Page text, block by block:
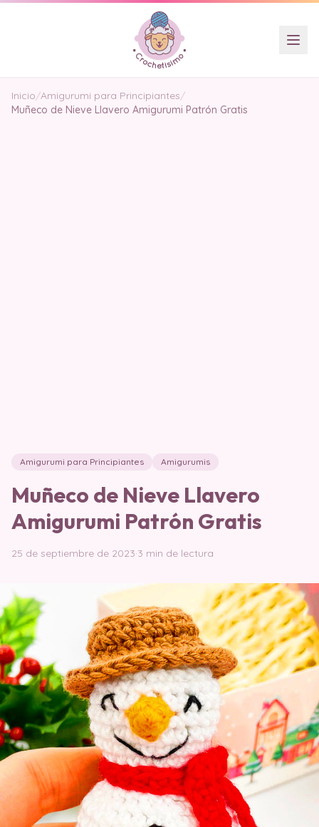
Inicio/Amigurumi para Principiantes/
Muñeco de Nieve Llavero Amigurumi Patrón Gratis
Amigurumi para Principiantes Amigurumis
Muñeco de Nieve Llavero
Amigurumi Patrón Gratis
25 de septiembre de 2023·3 min de lectura